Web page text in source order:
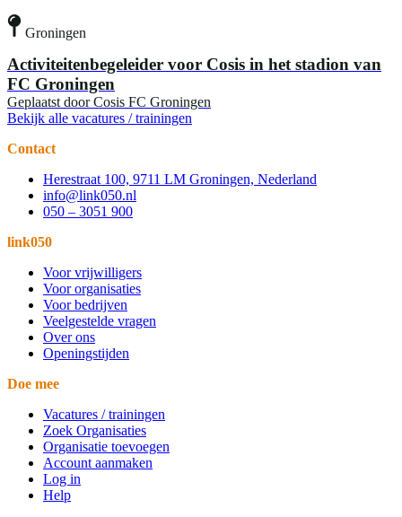
Groningen
Activiteitenbegeleider voor Cosis in het stadion van
FC Groningen
Geplaatst door Cosis FC Groningen
Bekijk alle vacatures / trainingen
Contact
Herestraat 100, 9711 LM Groningen, Nederland
info@link050.nl
050 – 3051 900
link050
Voor vrijwilligers
Voor organisaties
Voor bedrijven
Veelgestelde vragen
Over ons
Openingstijden
Doe mee
Vacatures / trainingen
Zoek Organisaties
Organisatie toevoegen
Account aanmaken
Log in
Help